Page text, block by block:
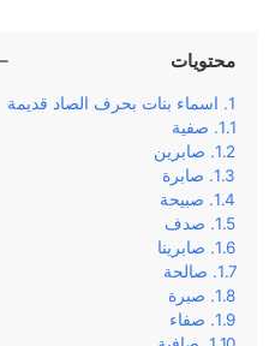
محتويات
اسماء بنات بحرف الصاد قديمة
صفية
صابرين
صابرة
صبيحة
صدف
صابرينا
صالحة
صبرة
صفاء